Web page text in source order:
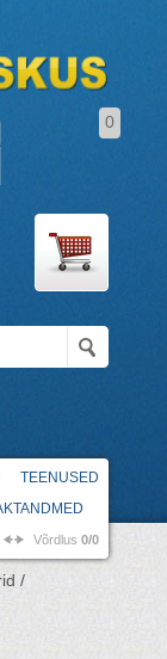
0
TEENUSED
Võrdlus 0/0
/